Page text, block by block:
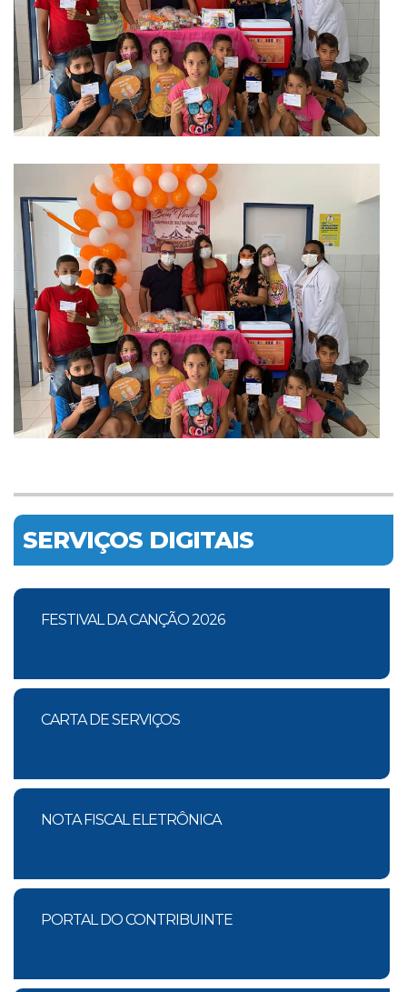
SERVIÇOS DIGITAIS
FESTIVAL DA CANÇÃO 2026
CARTA DE SERVIÇOS
NOTA FISCAL ELETRÔNICA
PORTAL DO CONTRIBUINTE